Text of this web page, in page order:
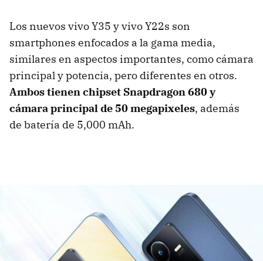
Los nuevos vivo Y35 y vivo Y22s son
smartphones enfocados a la gama media,
similares en aspectos importantes, como cámara
principal y potencia, pero diferentes en otros.
Ambos tienen chipset Snapdragon 680 y
cámara principal de 50 megapixeles, además
de batería de 5,000 mAh.